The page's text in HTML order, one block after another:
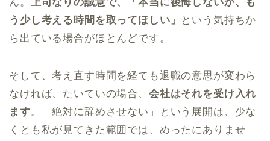
う少し考える時間を取ってほしい」
という気持ちか
ら出ている場合がほとんどです。
そして、考え直す時間を経ても退職の意思が変わら
なければ、たいていの場合、 会社はそれを受け入れ
ます。「絶対に辞めさせない」という展開は、少な
くとも私が見てきた範囲では、めったにありませ